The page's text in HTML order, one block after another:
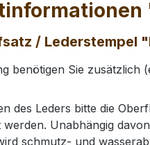
/ Lederstempel
benötigen Sie zusätzlich
des Leders bitte die
werden. Unabhängig
schmutz- und